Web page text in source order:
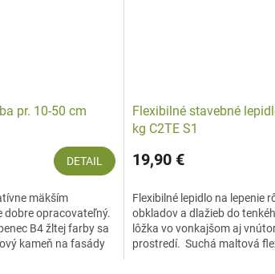
pr. 10-50 cm
DETAIL
mäkším
dobre opracovateľný.
B4 žltej farby sa
kameň na fasády
Flexibilné stavebné
kg C2TE S1
19,90 €
Flexibilné lepidlo na lepenie
obkladov a dlažieb do
lôžka vo vonkajšom aj
prostredí. Suchá maltová